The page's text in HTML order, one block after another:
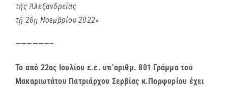
τῆςἈλεξανδρείας
τῇ 26ῃ Νοεμβρίου 2022»
——————–
Το από 22ας Ιουλίου ε.ε. υπ’αριθμ. 801 Γράμμα του
Μακαριωτάτου Πατριάρχου Σερβίας κ.Πορφυρίου έχει